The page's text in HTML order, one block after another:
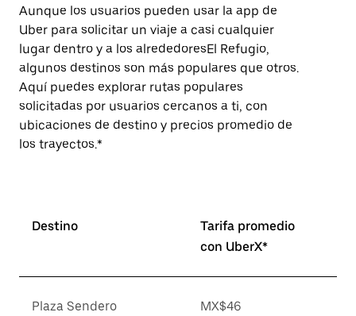
Aunque los usuarios pueden usar la app de
Uber para solicitar un viaje a casi cualquier
lugar dentro y a los alrededoresEl Refugio,
algunos destinos son más populares que otros.
Aquí puedes explorar rutas populares
solicitadas por usuarios cercanos a ti, con
ubicaciones de destino y precios promedio de
los trayectos.*
Destino
Tarifa promedio
con UberX*
Plaza Sendero MX$46